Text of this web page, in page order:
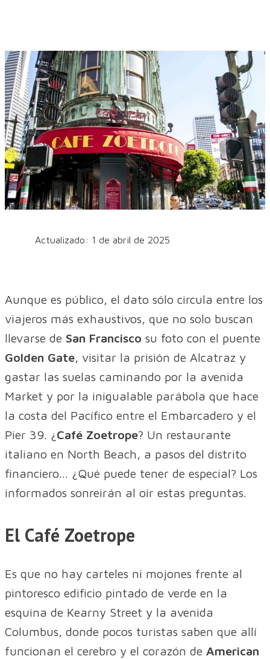
Actualizado: 1 de abril de 2025
Aunque es público, el dato sólo circula entre los
viajeros más exhaustivos, que no solo buscan
llevarse de San Francisco su foto con el puente
Golden Gate , visitar la prisión de Alcatraz y
gastar las suelas caminando por la avenida
Market y por la inigualable parábola que hace
la costa del Pacífico entre el Embarcadero y el
Pier 39. ¿Café Zoetrope? Un restaurante
italiano en North Beach, a pasos del distrito
financiero... ¿Qué puede tener de especial? Los
informados sonreirán al oír estas preguntas.
El Café Zoetrope
Es que no hay carteles ni mojones frente al
pintoresco edificio pintado de verde en la
esquina de Kearny Street y la avenida
Columbus, donde pocos turistas saben que allí
funcionan el cerebro y el corazón de American